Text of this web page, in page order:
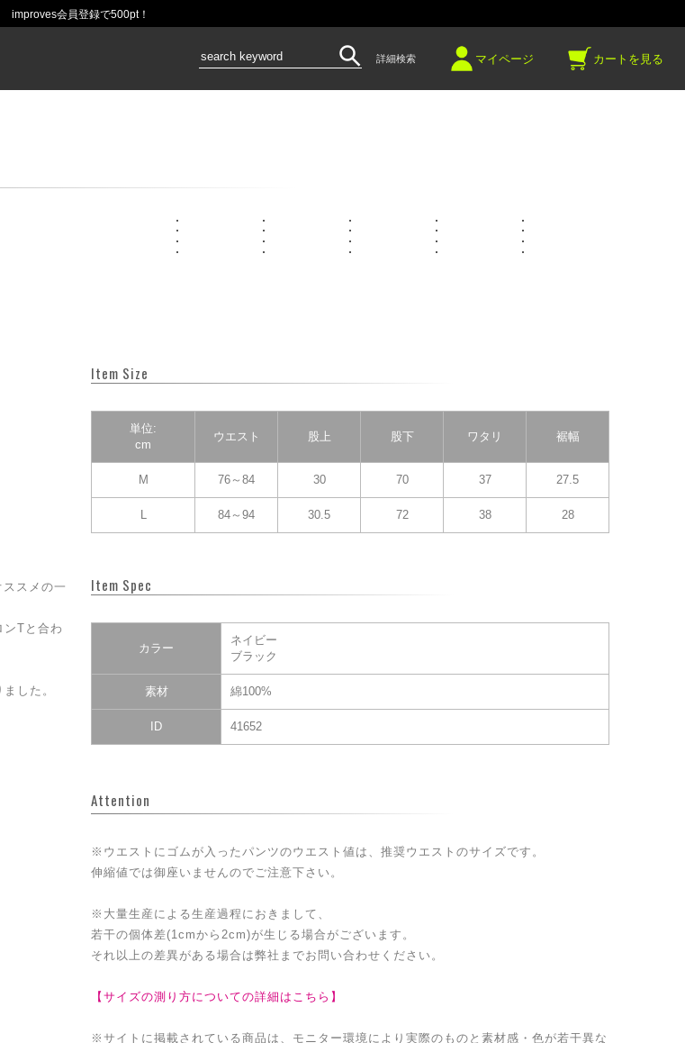
improves会員登録で500pt！
詳細検索 マイページ カートを見る
スメの一
ンTと合わ
した。
Item Size
単位:
cm
ウエスト 股上 股下 ワタリ 裾幅
M 76～84 30 70 37 27.5
L 84～94 30.5 72 38 28
Item Spec
カラー
ネイビー
ブラック
素材 綿100%
ID 41652
Attention
※ウエストにゴムが入ったパンツのウエスト値は、推奨ウエストのサイズです。
伸縮値では御座いませんのでご注意下さい。
※大量生産による生産過程におきまして、
若干の個体差(1cmから2cm)が生じる場合がございます。
それ以上の差異がある場合は弊社までお問い合わせください。
【サイズの測り方についての詳細はこちら】
※サイトに掲載されている商品は、モニター環境により実際のものと素材感・色が若干異な